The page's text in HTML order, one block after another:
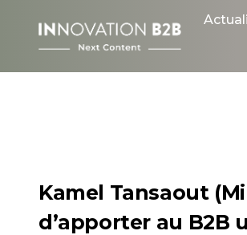
Kamel Tansaout
d’apporter au B2B